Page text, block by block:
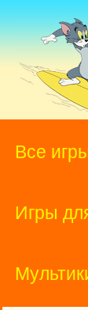
Все
Игры